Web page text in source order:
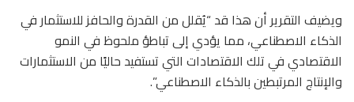
ويضيف التقرير أن هذا قد “يُقلل من القدرة والحافز للاستثمار في
الذكاء الاصطناعي، مما يؤدي إلى تباطؤ ملحوظ في النمو
الاقتصادي في تلك الاقتصادات التي تستفيد حاليًا من الاستثمارات
والإنتاج المرتبطين بالذكاء الاصطناعي”.